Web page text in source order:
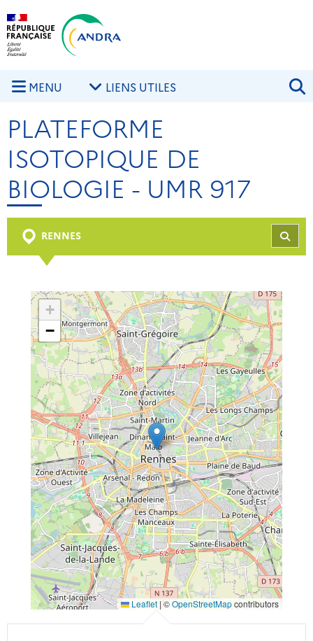
Aller au contenu principal
MENU LIENS UTILES
PLATEFORME
ISOTOPIQUE DE
BIOLOGIE - UMR 917
RENNES
+
−
Leaflet | ©OpenStreetMapcontributors